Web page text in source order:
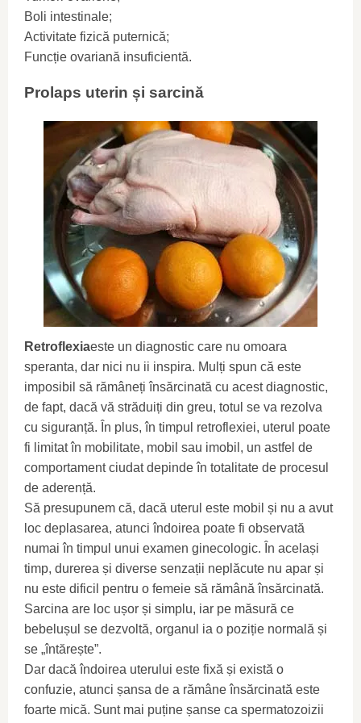
Boli intestinale;
Activitate fizică puternică;
Funcție ovariană insuficientă.
Prolaps uterin și sarcină
Retroflexiaeste un diagnostic care nu omoara
speranta, dar nici nu ii inspira. Mulți spun că este
imposibil să rămâneți însărcinată cu acest diagnostic,
de fapt, dacă vă străduiți din greu, totul se va rezolva
cu siguranță. În plus, în timpul retroflexiei, uterul poate
fi limitat în mobilitate, mobil sau imobil, un astfel de
comportament ciudat depinde în totalitate de procesul
de aderență.
Să presupunem că, dacă uterul este mobil și nu a avut
loc deplasarea, atunci îndoirea poate fi observată
numai în timpul unui examen ginecologic. În același
timp, durerea și diverse senzații neplăcute nu apar și
nu este dificil pentru o femeie să rămână însărcinată.
Sarcina are loc ușor și simplu, iar pe măsură ce
bebelușul se dezvoltă, organul ia o poziție normală și
se „întărește”.
Dar dacă îndoirea uterului este fixă ​​și există o
confuzie, atunci șansa de a rămâne însărcinată este
foarte mică. Sunt mai puține șanse ca spermatozoizii